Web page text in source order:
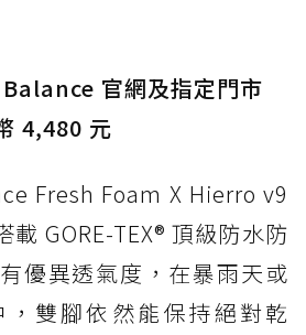
Brooks Cascadia 19 GTX：注
官網及指定門市
4,480 元
Fresh Foam X Hierro v9
載 GORE-TEX® 頂級防水防
優異透氣度，在暴雨天或
雙腳依然能保持絕對乾